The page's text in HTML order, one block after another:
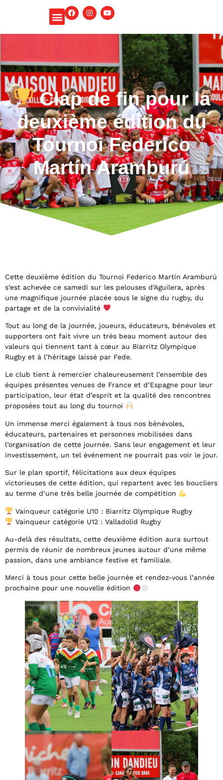
Clap de fin pour la
deuxième édition du
Tournoi Federico
Martín Aramburú
Cette deuxième édition du Tournoi Federico Martín Aramburú
s’est achevée ce samedi sur les pelouses d’Aguilera, après
une magnifique journée placée sous le signe du rugby, du
partage et de la convivialité
Tout au long de la journée, joueurs, éducateurs, bénévoles et
supporters ont fait vivre un très beau moment autour des
valeurs qui tiennent tant à cœur au Biarritz Olympique
Rugby et à l’héritage laissé par Fede.
Le club tient à remercier chaleureusement l’ensemble des
équipes présentes venues de France et d’Espagne pour leur
participation, leur état d’esprit et la qualité des rencontres
proposées tout au long du tournoi
Un immense merci également à tous nos bénévoles,
éducateurs, partenaires et personnes mobilisées dans
l’organisation de cette journée. Sans leur engagement et leur
investissement, un tel événement ne pourrait pas voir le jour.
Sur le plan sportif, félicitations aux deux équipes
victorieuses de cette édition, qui repartent avec les boucliers
au terme d’une très belle journée de compétition
Vainqueur catégorie U10 : Biarritz Olympique Rugby
Vainqueur catégorie U12 : Valladolid Rugby
Au-delà des résultats, cette deuxième édition aura surtout
permis de réunir de nombreux jeunes autour d’une même
passion, dans une ambiance festive et familiale.
Merci à tous pour cette belle journée et rendez-vous l’année
prochaine pour une nouvelle édition
Panneau de gestion des cookies